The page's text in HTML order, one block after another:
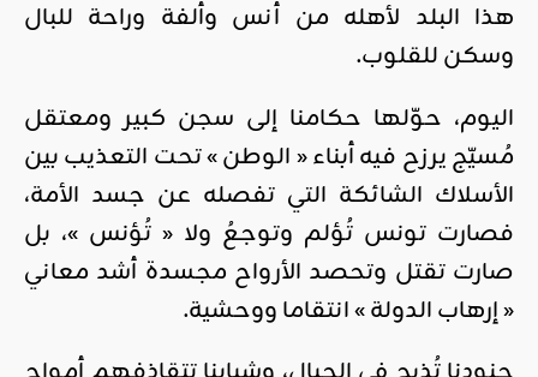
هذا البلد لأهله من أنس وألفة وراحة للبال
وسكن للقلوب.
اليوم، حوّلها حكامنا إلى سجن كبير ومعتقل
مُسيّج يرزح فيه أبناء « الوطن » تحت التعذيب بين
الأسلاك الشائكة التي تفصله عن جسد الأمة،
فصارت تونس تُؤلم وتوجعُ ولا « تُؤنس »، بل
صارت تقتل وتحصد الأرواح مجسدة أشد معاني
« إرهاب الدولة » انتقاما ووحشية.